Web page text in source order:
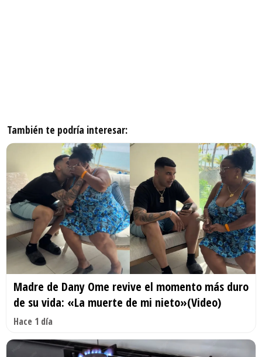
También te podría interesar:
Madre de Dany Ome revive el momento más duro
de su vida: «La muerte de mi nieto»(Video)
Hace 1 día